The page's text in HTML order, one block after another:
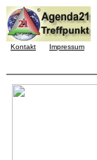
Kontakt Impressum